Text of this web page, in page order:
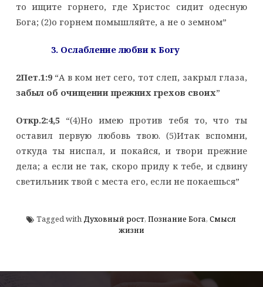
то ищите горнего, где Христос сидит одесную
Бога; (2)о горнем помышляйте, а не о земном”
3. Ослабление любви к Богу
2Пет.1:9“А в ком нет сего, тот слеп, закрыл глаза,
забыл об очищении прежних грехов своих”
Откр.2:4,5“(4)Но имею против тебя то, что ты
оставил первую любовь твою. (5)Итак вспомни,
откуда ты ниспал, и покайся, и твори прежние
дела; а если не так, скоро приду к тебе, и сдвину
светильник твой с места его, если не покаешься”
Tagged with Духовный рост, Познание Бога, Смысл
жизни